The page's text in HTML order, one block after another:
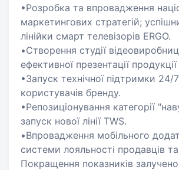
•Розробка та впровадження
маркетингових стратегій;
лінійки смарт телевізорів ERGO.
•Створення студії
ефективної презентації
•Запуск технічної підтримки 24/
користувачів бренду.
•Репозиціонування категорії
запуск нової лінії TWS.
•Впровадження мобільного
системи лояльності продавців
Покращення показників